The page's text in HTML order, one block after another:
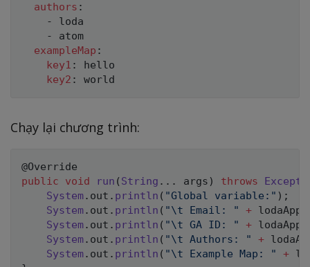
authors :
-
loda
-
atom
exampleMap :
key1 :
hello
key2 :
Chạy lại chương trình:
@Override
public
void run ( String . . . args ) throws
System. out . println ( "Global variable:" ) ;
System. out . println ( "\t Email: " +
System. out . println ( "\t GA ID: " +
System. out . println ( "\t Authors: " +
System. out . println ( "\t Example Map: " +